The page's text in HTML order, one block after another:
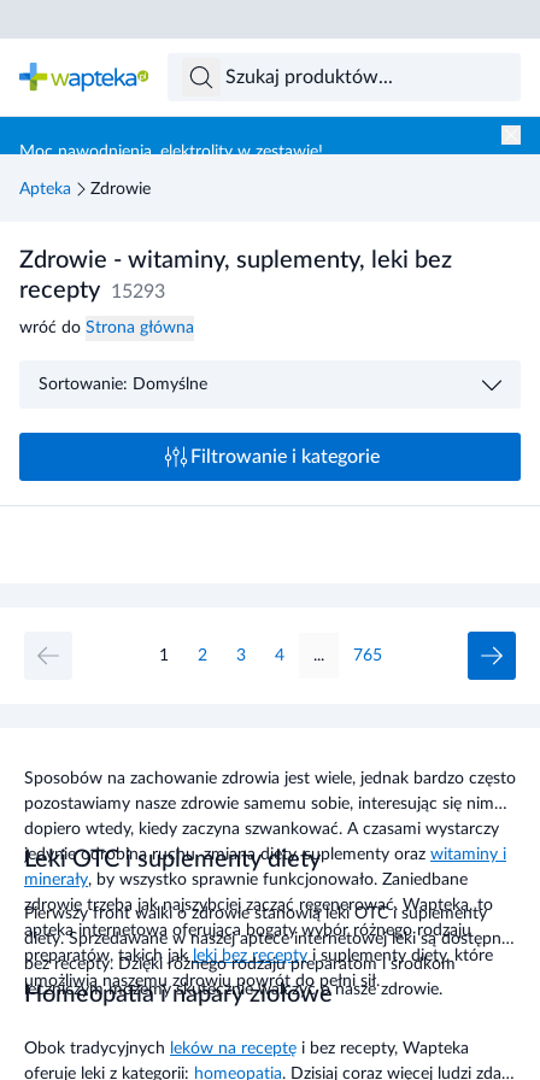
Moc nawodnienia, elektrolity w zestawie!
Apteka Zdrowie
Zdrowie - witaminy, suplementy, leki bez
recepty
15293
wróć do Strona główna
Sortowanie: Domyślne
Filtrowanie i kategorie
1 2 3 4 ... 765
Sposobów na zachowanie zdrowia jest wiele, jednak bardzo często
pozostawiamy nasze zdrowie samemu sobie, interesując się nim
dopiero wtedy, kiedy zaczyna szwankować. A czasami wystarczy
jedynie odrobina ruchu, zmiana diety, suplementy oraz witaminy i
minerały, by wszystko sprawnie funkcjonowało. Zaniedbane
zdrowie trzeba jak najszybciej zacząć regenerować. Wapteka, to
apteka internetowa oferująca bogaty wybór różnego rodzaju
preparatów, takich jak leki bez receptyi suplementy diety, które
umożliwią naszemu zdrowiu powrót do pełni sił.
Leki OTC i suplementy diety
Pierwszy front walki o zdrowie stanowią leki OTC i suplementy
diety. Sprzedawane w naszej aptece internetowej leki są dostępne
bez recepty. Dzięki różnego rodzaju preparatom i środkom
leczniczym możemy skutecznie walczyć o nasze zdrowie.
Homeopatia i napary ziołowe
Obok tradycyjnych leków na receptę i bez recepty, Wapteka
oferuje leki z kategorii: homeopatia. Dzisiaj coraz więcej ludzi zdaje